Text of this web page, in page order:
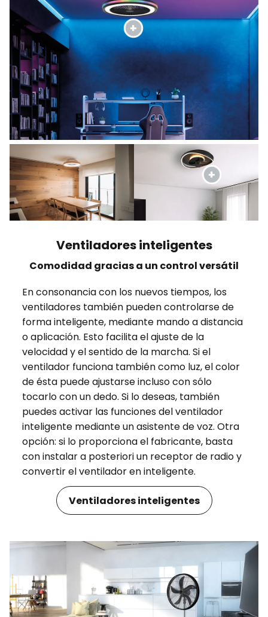
Ventiladores inteligentes
Comodidad gracias a un control versátil
En consonancia con los nuevos tiempos, los
ventiladores también pueden controlarse de
forma inteligente, mediante mando a distancia
o aplicación. Esto facilita el ajuste de la
velocidad y el sentido de la marcha. Si el
ventilador funciona también como luz, el color
de ésta puede ajustarse incluso con sólo
tocarlo con un dedo. Si lo deseas, también
puedes activar las funciones del ventilador
inteligente mediante un asistente de voz. Otra
opción: si lo proporciona el fabricante, basta
con instalar a posteriori un receptor de radio y
convertir el ventilador en inteligente.
Ventiladores inteligentes